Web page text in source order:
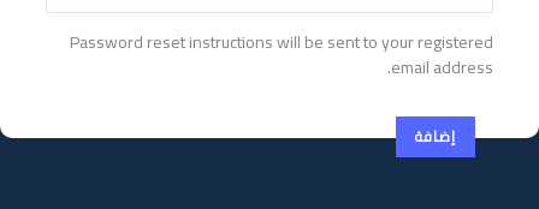
Password reset instructions will be sent to your registered
email address.